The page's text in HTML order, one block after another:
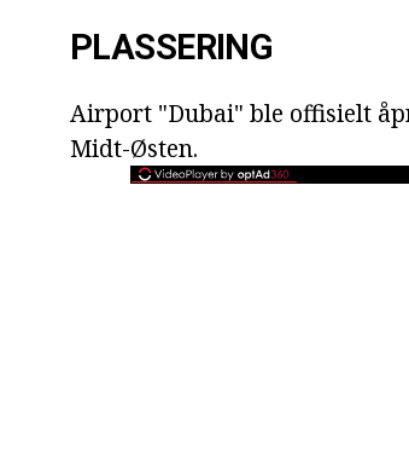
PLASSERING
Airport "Dubai" ble offisielt
Midt-Østen.